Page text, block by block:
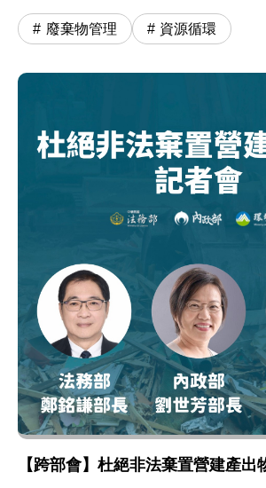
震彥組長
廢棄物管理 資源循環
【跨部會】杜絕非法棄置營建產出